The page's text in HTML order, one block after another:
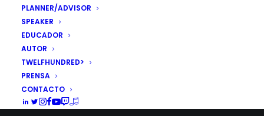
PLANNER/ADVISOR
SPEAKER
EDUCADOR
AUTOR
TWELFHUNDRED>
PRENSA
CONTACTO
by Álex Rubio